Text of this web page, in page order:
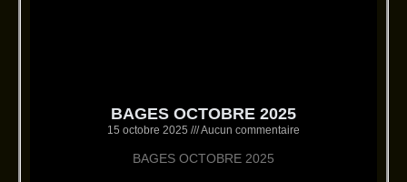
BAGES OCTOBRE 2025
15 octobre 2025 Aucun commentaire
BAGES OCTOBRE 2025